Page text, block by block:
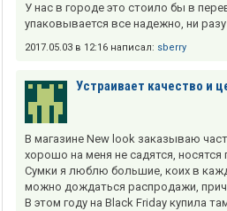
У нас в городе это стоило бы в
упаковывается все надежно, ни
2017.05.03 в 12:16 написал: sberry
Устраивает качество и
В магазине New look заказываю
хорошо на меня не садятся,
Сумки я люблю большие, коих в
можно дождаться распродажи,
В этом году на Black Friday купила